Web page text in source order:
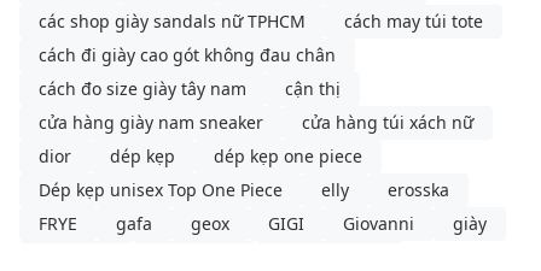
các shop giày sandals nữ TPHCM
cách may túi tote
cách đi giày cao gót không đau chân
cách đo size giày tây nam
cận thị
cửa hàng giày nam sneaker
cửa hàng túi xách nữ
dior
dép kẹp
dép kẹp one piece
Dép kẹp unisex Top One Piece
elly
erosska
FRYE
gafa geox GIGI Giovanni
giày